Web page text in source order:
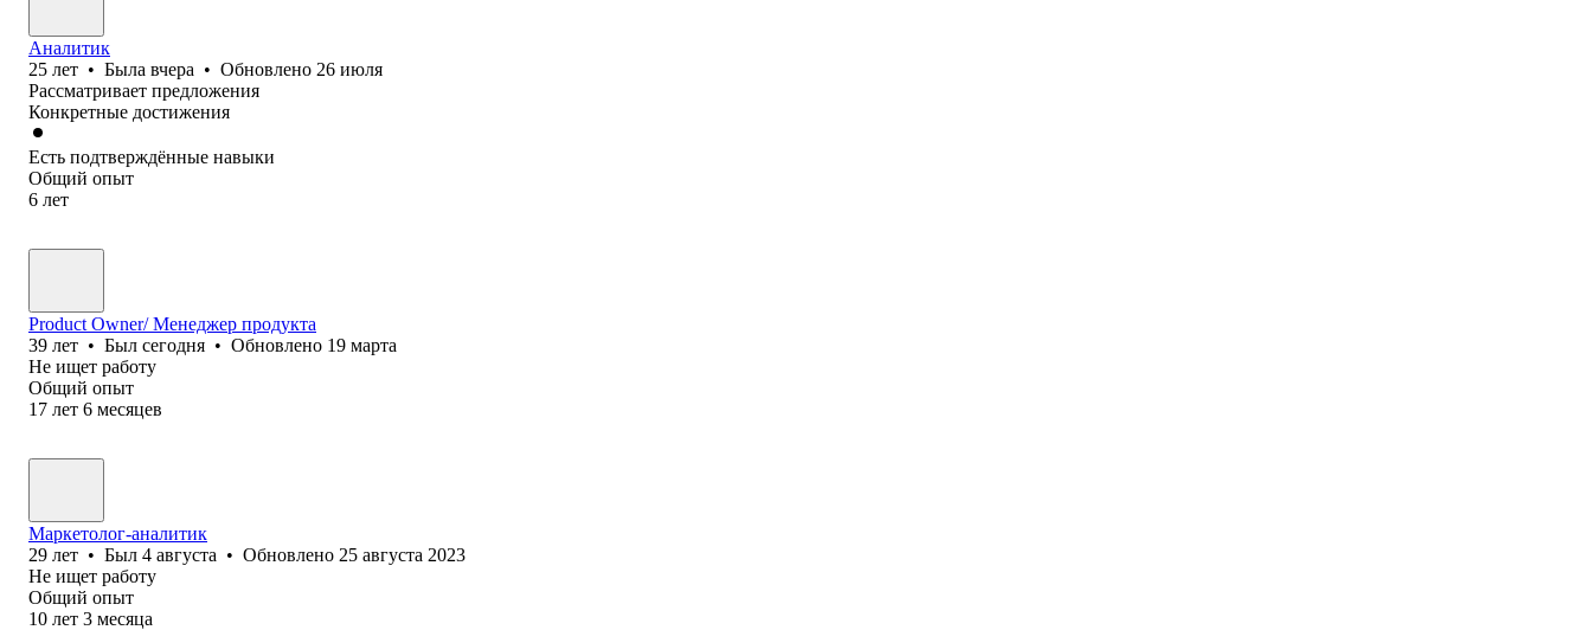
Аналитик
25 лет • Была вчера • Обновлено 26 июля
Рассматривает предложения
Конкретные достижения
Есть подтверждённые навыки
Общий опыт
6 лет
Product Owner/ Менеджер продукта
39 лет • Был сегодня • Обновлено 19 марта
Не ищет работу
Общий опыт
17 лет 6 месяцев
Маркетолог-аналитик
29 лет • Был 4 августа • Обновлено 25 августа 2023
Не ищет работу
Общий опыт
10 лет 3 месяца